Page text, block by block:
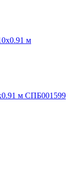
м СПБ001599